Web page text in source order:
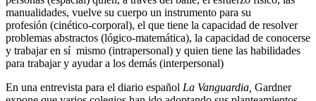
manualidades, vuelve su cuerpo un instrumento para su
profesión (cinético-corporal), el que tiene la capacidad de resolver
problemas abstractos (lógico-matemática), la capacidad de conocerse
y trabajar en sí mismo (intrapersonal) y quien tiene las habilidades
para trabajar y ayudar a los demás (interpersonal)
En una entrevista para el diario español La Vanguardia, Gardner